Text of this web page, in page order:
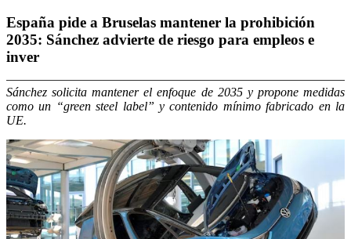
España pide a Bruselas mantener la prohibición
2035: Sánchez advierte de riesgo para empleos e
inver
Sánchez solicita mantener el enfoque de 2035 y propone medidas
como un “green steel label” y contenido mínimo fabricado en la
UE.